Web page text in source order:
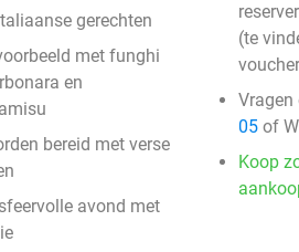
gerechten
met funghi
en
bereid met verse
avond met
(te
Vragen
05 of
Koop